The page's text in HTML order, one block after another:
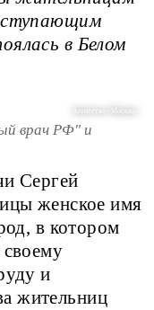
в Белом
Агентство «Москва»
врач РФ" и
Сергей
женское имя
в котором
и
жительниц